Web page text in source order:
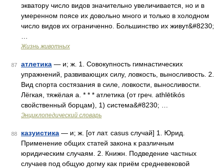
экватору число видов значительно увеличивается, но и в
умеренном поясе их довольно много и только в холодном
число видов их ограниченно. Большинство их живут&#8230;
Жизнь животных
87 атлетика — и; ж. 1. Совокупность гимнастических
упражнений, развивающих силу, ловкость, выносливость. 2.
Вид спорта состязания в силе, ловкости, выносливости.
Лёгкая, тяжёлая а. * * * атлетика (от греч. athlētikós
свойственный борцам), 1) система&#8230; …
Энциклопедический словарь
88 казуистика — и; ж. [от лат. casus случай] 1. Юрид.
Применение общих статей закона к различным
юридическим случаям. 2. Книжн. Подведение частных
случаев под общую догму как приём средневековой